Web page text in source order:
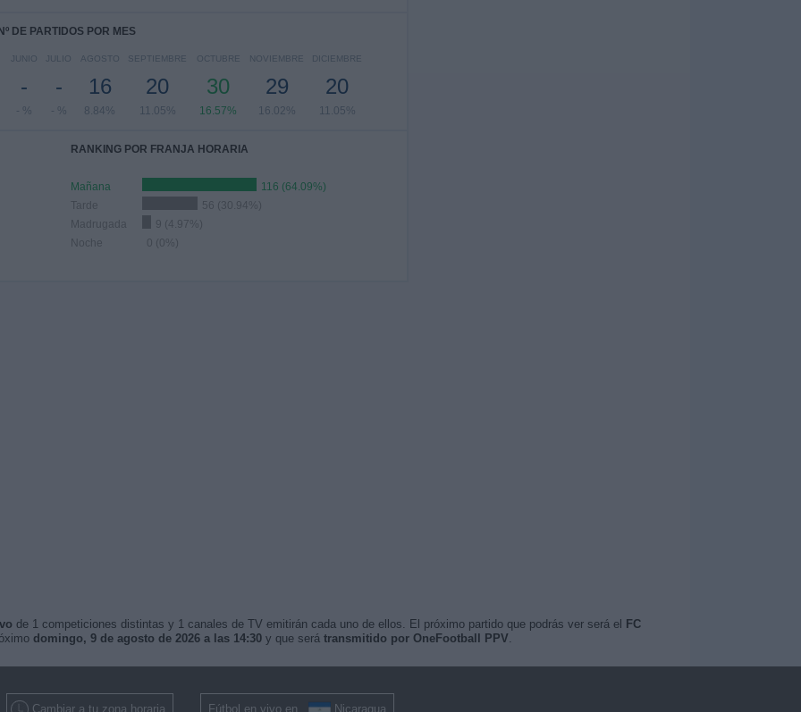
Nº DE PARTIDOS POR MES
JUNIO
-
- %
JULIO
-
- %
AGOSTO
16
8.84%
SEPTIEMBRE
20
11.05%
OCTUBRE
30
16.57%
NOVIEMBRE
29
16.02%
DICIEMBRE
20
11.05%
RANKING POR FRANJA HORARIA
Mañana
116 (64.09%)
Tarde
56 (30.94%)
Madrugada
9 (4.97%)
Noche
0 (0%)
de 1 competiciones distintas y 1 canales de TV emitirán cada uno de ellos. El próximo partido que podrás ver será el
FC
domingo, 9 de agosto de 2026 a las 14:30y que será transmitido por OneFootball PPV.
Cambiar a tu zona horaria Fútbol en vivo en Nicaragua